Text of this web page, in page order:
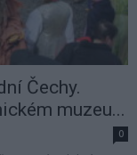
Čechy.
muzeu...
0